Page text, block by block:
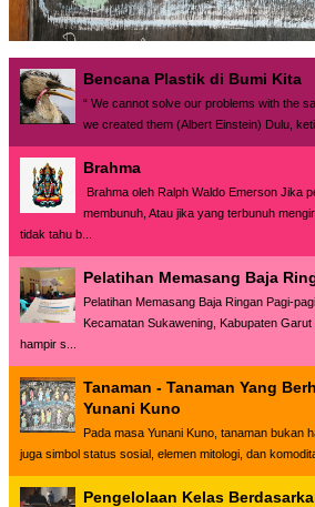
Bencana Plastik di Bumi Kita
“ We cannot solve our problems with the
we created them (Albert Einstein) Dulu,
Brahma
Brahma oleh Ralph Waldo Emerson Jika
membunuh, Atau jika yang terbunuh
tidak tahu b...
Pelatihan Memasang Baja
Pelatihan Memasang Baja Ringan Pagi-
Kecamatan Sukawening, Kabupaten
hampir s...
Tanaman - Tanaman Yang
Yunani Kuno
Pada masa Yunani Kuno, tanaman bukan
juga simbol status sosial, elemen mitologi, dan
Pengelolaan Kelas